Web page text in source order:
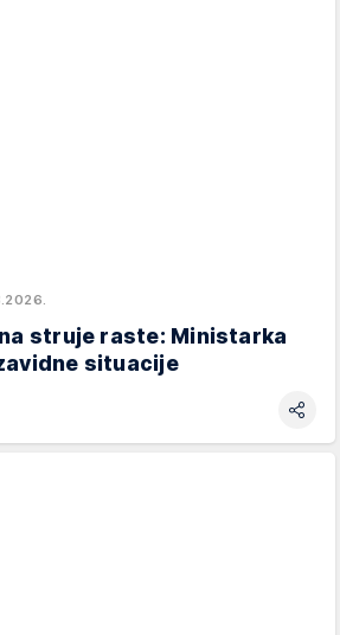
struje raste: Ministarka
situacije